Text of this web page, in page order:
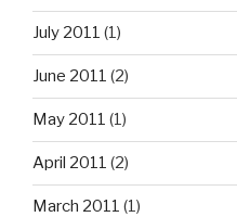
July 2011 (1)
June 2011 (2)
May 2011 (1)
April 2011 (2)
March 2011 (1)